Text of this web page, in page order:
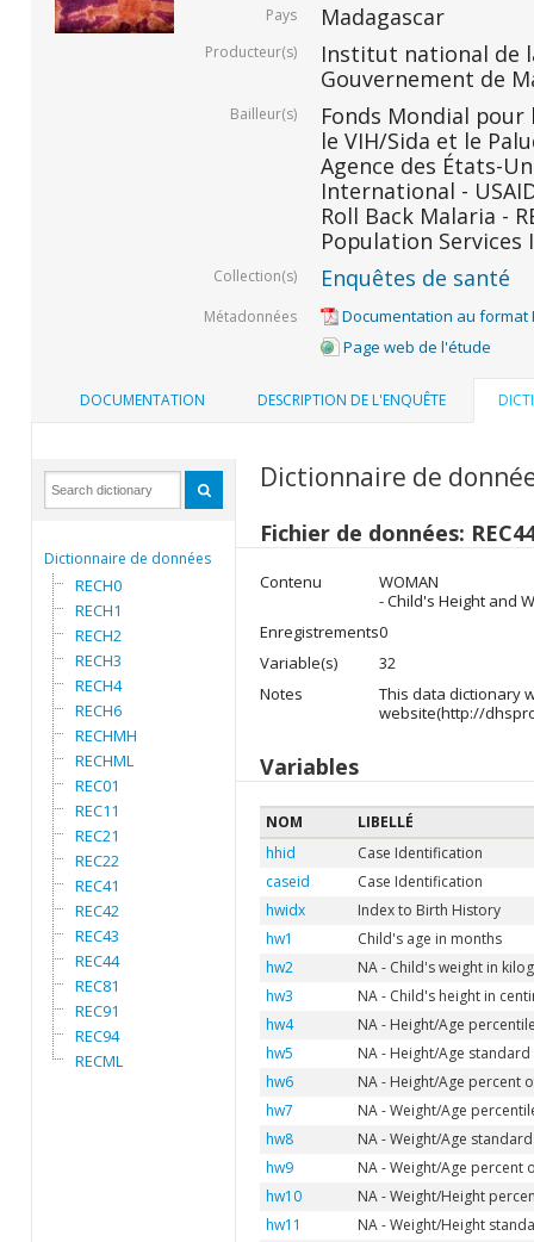
Pays Madagascar
Producteur(s)
Institut national de
Gouvernement de
Bailleur(s)
Fonds Mondial
le VIH/Sida et le
Agence des États-
International -
Roll Back Malaria -
Population Services
Collection(s) Enquêtes de santé
Métadonnées
Documentation au format
Page web de l'étude
DOCUMENTATION DESCRIPTION DE L'ENQUÊTE
Dictionnaire de données
RECH0
RECH1
RECH2
RECH3
RECH4
RECH6
RECHMH
RECHML
REC01
REC11
REC21
REC22
REC41
REC42
REC43
REC44
REC81
REC91
REC94
RECML
Dictionnaire de
Fichier de données:
Contenu
WOMAN
- Child's Height and
Enregistrements0
Variable(s)
32
Notes
This data dictionary
website(http://
Variables
NOM
LIBELLÉ
hhid
Case Identification
caseid
Case Identification
hwidx
Index to Birth History
hw1
Child's age in months
hw2
NA - Child's weight in
hw3
NA - Child's height in
hw4
NA - Height/Age
hw5
NA - Height/Age
hw6
NA - Height/Age percent
hw7
NA - Weight/Age
hw8
NA - Weight/Age
hw9
NA - Weight/Age percent
hw10
NA - Weight/Height
hw11
NA - Weight/Height